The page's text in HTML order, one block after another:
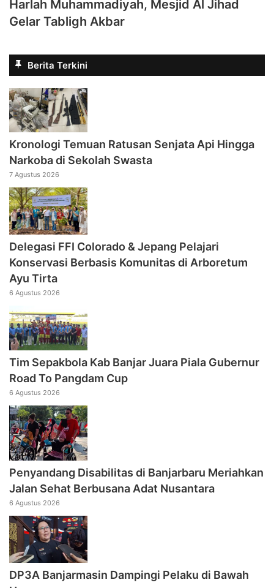
Harlah Muhammadiyah, Mesjid Al Jihad
Gelar Tabligh Akbar
Berita Terkini
Kronologi Temuan Ratusan Senjata Api Hingga
Narkoba di Sekolah Swasta
7 Agustus 2026
Delegasi FFI Colorado & Jepang Pelajari
Konservasi Berbasis Komunitas di Arboretum
Ayu Tirta
6 Agustus 2026
Tim Sepakbola Kab Banjar Juara Piala Gubernur
Road To Pangdam Cup
6 Agustus 2026
Penyandang Disabilitas di Banjarbaru Meriahkan
Jalan Sehat Berbusana Adat Nusantara
6 Agustus 2026
DP3A Banjarmasin Dampingi Pelaku di Bawah